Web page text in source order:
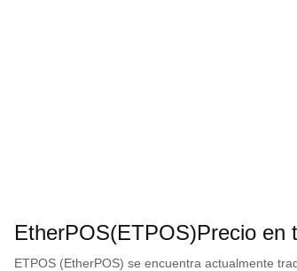
EtherPOS(ETPOS)Precio en
ETPOS (EtherPOS) se encuentra actualmente